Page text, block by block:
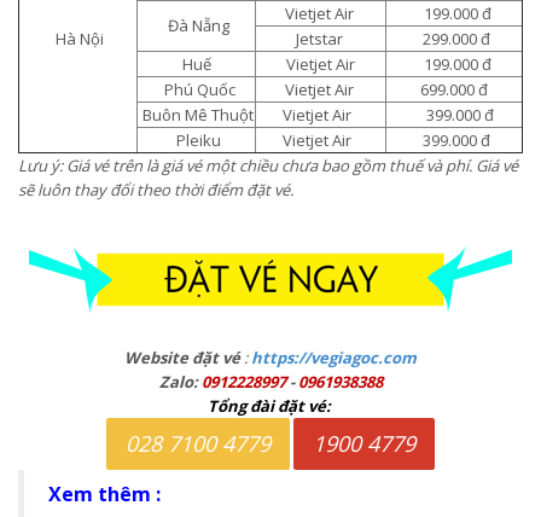
Hà Nội
Đà Nẵng
Vietjet Air
199.000 đ
Jetstar
299.000 đ
Huế
Vietjet Air
199.000 đ
Phú Quốc
Vietjet Air
699.000 đ
Buôn Mê Thuột
Vietjet Air
399.000 đ
Pleiku
Vietjet Air
399.000 đ
Lưu ý: Giá vé trên là giá vé một chiều chưa bao gồm thuế và phí. Giá vé
sẽ luôn thay đổi theo thời điểm đặt vé.
Website đặt vé:https://vegiagoc.com
Zalo:0912228997-0961938388
Tổng đài đặt vé:
028 7100 4779 1900 4779
Xem thêm :